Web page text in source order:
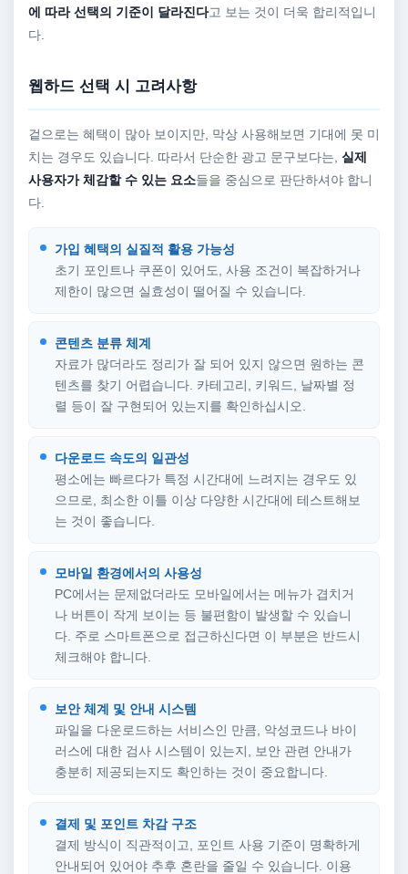
에 따라 선택의 기준이 달라진다고 보는 것이 더욱 합리적입니
다.
웹하드 선택 시 고려사항
겉으로는 혜택이 많아 보이지만, 막상 사용해보면 기대에 못 미
치는 경우도 있습니다. 따라서 단순한 광고 문구보다는, 실제
사용자가 체감할 수 있는 요소들을 중심으로 판단하셔야 합니
다.
가입 혜택의 실질적 활용 가능성
초기 포인트나 쿠폰이 있어도, 사용 조건이 복잡하거나
제한이 많으면 실효성이 떨어질 수 있습니다.
콘텐츠 분류 체계
자료가 많더라도 정리가 잘 되어 있지 않으면 원하는 콘
텐츠를 찾기 어렵습니다. 카테고리, 키워드, 날짜별 정
렬 등이 잘 구현되어 있는지를 확인하십시오.
다운로드 속도의 일관성
평소에는 빠르다가 특정 시간대에 느려지는 경우도 있
으므로, 최소한 이틀 이상 다양한 시간대에 테스트해보
는 것이 좋습니다.
모바일 환경에서의 사용성
PC에서는 문제없더라도 모바일에서는 메뉴가 겹치거
나 버튼이 작게 보이는 등 불편함이 발생할 수 있습니
다. 주로 스마트폰으로 접근하신다면 이 부분은 반드시
체크해야 합니다.
보안 체계 및 안내 시스템
파일을 다운로드하는 서비스인 만큼, 악성코드나 바이
러스에 대한 검사 시스템이 있는지, 보안 관련 안내가
충분히 제공되는지도 확인하는 것이 중요합니다.
결제 및 포인트 차감 구조
결제 방식이 직관적이고, 포인트 사용 기준이 명확하게
안내되어 있어야 추후 혼란을 줄일 수 있습니다. 이용